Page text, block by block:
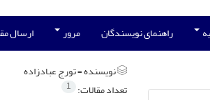
راهنمای نویسندگان مرور ارسال
نویسنده =تورج عبادزاده
تعداد مقالات: 1